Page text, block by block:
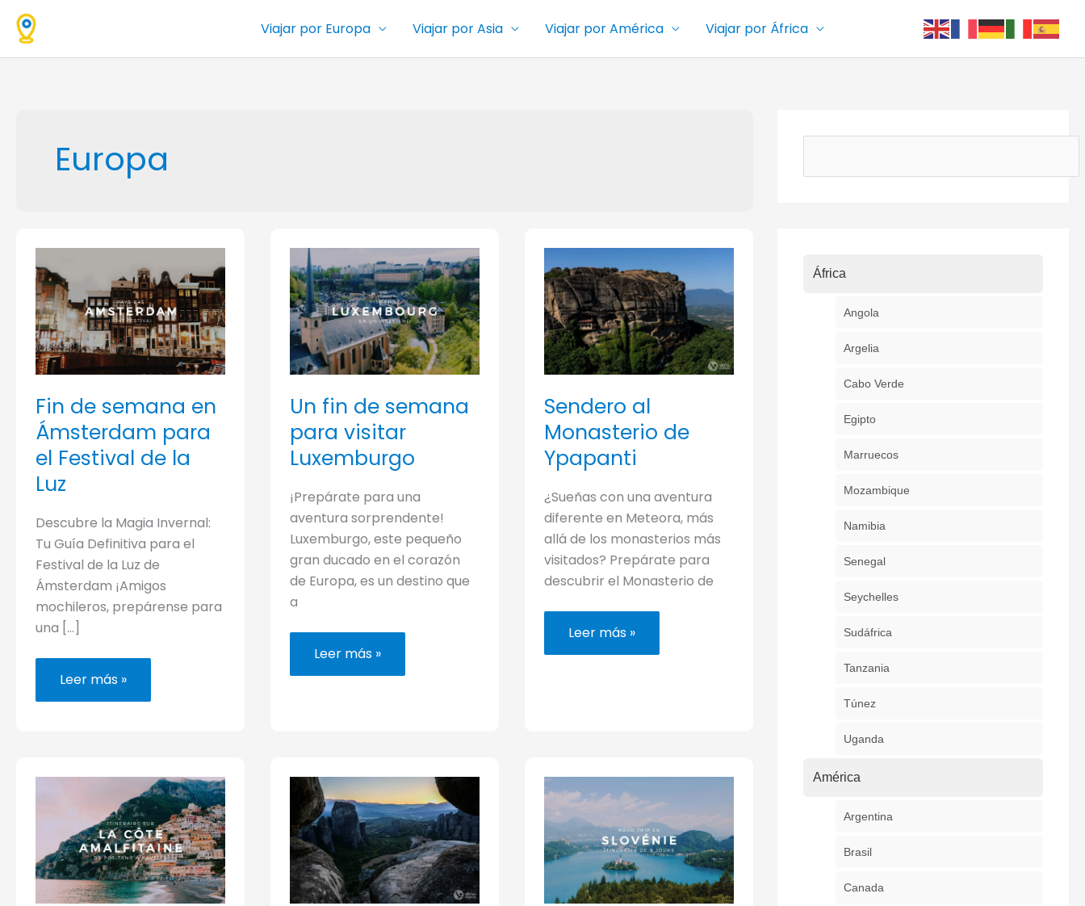
Viajar por Europa Viajar por Asia Viajar por América Viajar por África
Europa
Fin de semana en
Ámsterdam para
el Festival de la
Luz
Descubre la Magia Invernal:
Tu Guía Definitiva para el
Festival de la Luz de
Ámsterdam ¡Amigos
mochileros, prepárense para
una […]
Fin
semana
de
Leer más »
Un fin de semana
para visitar
Luxemburgo
¡Prepárate para una
aventura sorprendente!
Luxemburgo, este pequeño
gran ducado en el corazón
de Europa, es un destino que
a
Un
de
Leer más »
Sendero al
Monasterio de
Ypapanti
¿Sueñas con una aventura
diferente en Meteora, más
allá de los monasterios más
visitados? Prepárate para
descubrir el Monasterio de
Sendero
Monasterio
Leer más »
África
Angola
Argelia
Cabo Verde
Egipto
Marruecos
Mozambique
Namibia
Senegal
Seychelles
Sudáfrica
Tanzania
Túnez
Uganda
América
Argentina
Brasil
Canada